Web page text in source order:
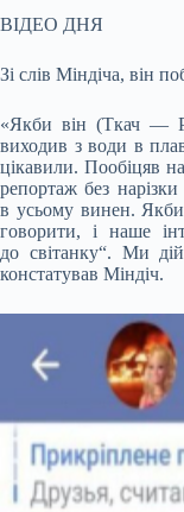
ВІДЕО ДНЯ
Зі слів Міндіча, він
«Якби він (Ткач —
виходив з води в
цікавили. Пообіцяв
репортаж без
в усьому винен.
говорити, і наше
до світанку“. Ми
констатував Міндіч.